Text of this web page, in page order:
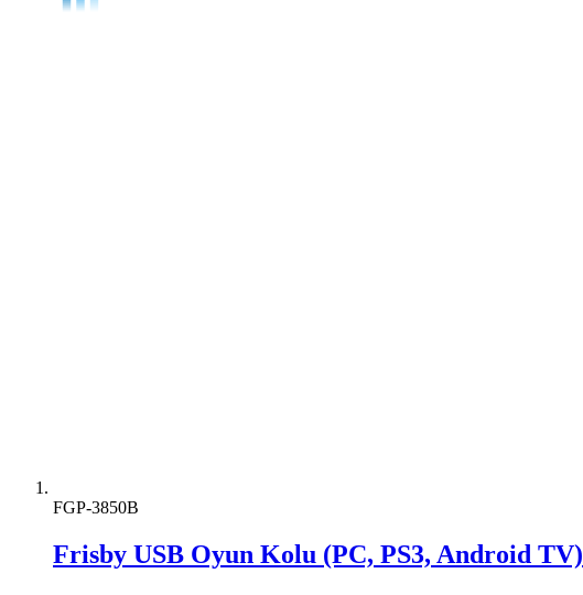
FGP-3850B
Frisby USB Oyun Kolu (PC, PS3, Android TV)